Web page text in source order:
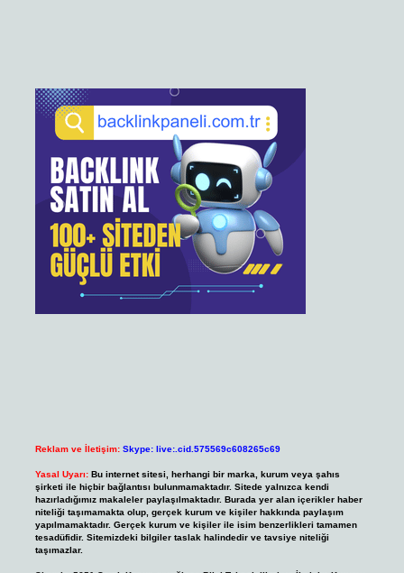
Reklam ve İletişim: Skype: live:.cid.575569c608265c69
Yasal Uyarı: Bu internet sitesi, herhangi bir marka, kurum veya şahıs
şirketi ile hiçbir bağlantısı bulunmamaktadır. Sitede yalnızca kendi
hazırladığımız makaleler paylaşılmaktadır. Burada yer alan içerikler haber
niteliği taşımamakta olup, gerçek kurum ve kişiler hakkında paylaşım
yapılmamaktadır. Gerçek kurum ve kişiler ile isim benzerlikleri tamamen
tesadüfidir. Sitemizdeki bilgiler taslak halindedir ve tavsiye niteliği
taşımazlar.